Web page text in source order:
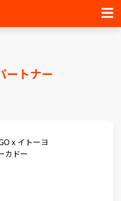
ートナー